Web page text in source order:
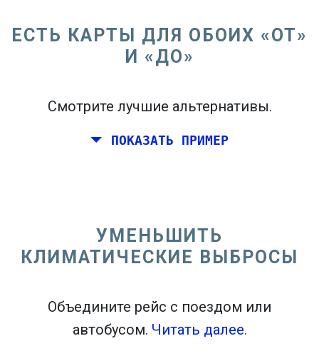
ЕСТЬ КАРТЫ ДЛЯ ОБОИХ «ОТ»
И «ДО»
Смотрите лучшие альтернативы.
ПОКАЗАТЬ ПРИМЕР
УМЕНЬШИТЬ
КЛИМАТИЧЕСКИЕ ВЫБРОСЫ
Объедините рейс с поездом или
автобусом. Читать далее.